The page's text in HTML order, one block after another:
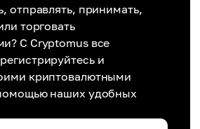
отправлять, принимать,
торговать
С Cryptomus все
и
криптовалютными
наших удобных